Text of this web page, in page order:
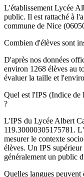
L'établissement Lycée
public. Il est rattaché à
commune de Nice
Combien d'élèves sont
D'après nos données
environ 1268 élèves au
évaluer la taille et
Quel est l'IPS (Indice de
?
L'IPS du Lycée Albert
119.30000305175781.
mesurer le contexte
élèves. Un IPS
généralement un public
Quelles langues